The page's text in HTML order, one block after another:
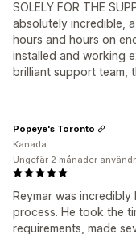
SOLELY FOR THE
absolutely incredible,
hours and hours on
installed and working
brilliant support team,
Reymar was
process. He took the
requirements, made
Popeye's Toronto
Kanada
Ungefär 2 månader